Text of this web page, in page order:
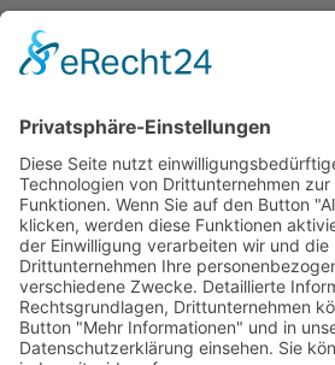
Häufige
Was ist eine Geotechnik-
CMS?
Warum entscheiden sich
Büros gegen ein